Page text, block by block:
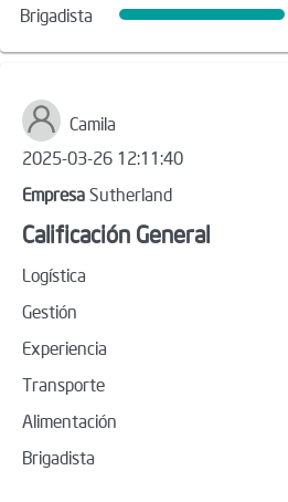
Brigadista
Camila
2025-03-26 12:11:40
Empresa Sutherland
Calificación General
Logística
Gestión
Experiencia
Transporte
Alimentación
Brigadista